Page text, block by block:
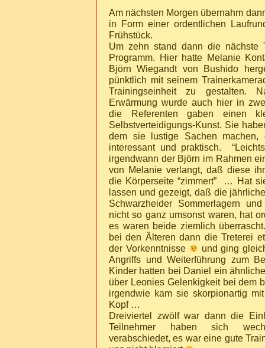
Am nächsten Morgen übernahm
in Form einer ordentlichen
Frühstück.
Um zehn stand dann die nächste
Programm. Hier hatte Melanie
Björn Wiegandt von Bushido
pünktlich mit seinem
Trainingseinheit zu gestalten.
Erwärmung wurde auch hier in
die Referenten gaben einen
Selbstverteidigungs-Kunst. Sie
dem sie lustige Sachen machen,
interessant und praktisch.
irgendwann der Björn im Rahmen
von Melanie verlangt, daß diese
die Körperseite “zimmert” … Hat
lassen und gezeigt, daß die
Schwarzheider Sommerlagern
nicht so ganz umsonst waren, hat
es waren beide ziemlich
bei den Älteren dann die Treterei
der Vorkenntnisse
und ging
Angriffs und Weiterführung zum
Kinder hatten bei Daniel ein
über Leonies Gelenkigkeit bei dem
irgendwie kam sie skorpionartig
Kopf …
Dreiviertel zwölf war dann die
Teilnehmer haben sich
verabschiedet, es war eine gute